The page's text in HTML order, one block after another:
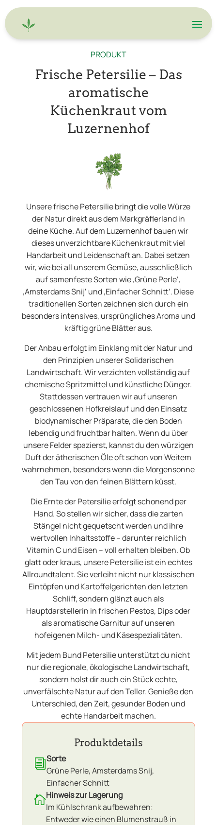
PRODUKT
Frische Petersilie – Das
aromatische
Küchenkraut vom
Luzernenhof
Unsere frische Petersilie bringt die volle Würze
der Natur direkt aus dem Markgräflerland in
deine Küche. Auf dem Luzernenhof bauen wir
dieses unverzichtbare Küchenkraut mit viel
Handarbeit und Leidenschaft an. Dabei setzen
wir, wie bei all unserem Gemüse, ausschließlich
auf samenfeste Sorten wie ‚Grüne Perle‘,
‚Amsterdams Snij‘ und ‚Einfacher Schnitt‘. Diese
traditionellen Sorten zeichnen sich durch ein
besonders intensives, ursprüngliches Aroma und
kräftig grüne Blätter aus.
Der Anbau erfolgt im Einklang mit der Natur und
den Prinzipien unserer Solidarischen
Landwirtschaft. Wir verzichten vollständig auf
chemische Spritzmittel und künstliche Dünger.
Stattdessen vertrauen wir auf unseren
geschlossenen Hofkreislauf und den Einsatz
biodynamischer Präparate, die den Boden
lebendig und fruchtbar halten. Wenn du über
unsere Felder spazierst, kannst du den würzigen
Duft der ätherischen Öle oft schon von Weitem
wahrnehmen, besonders wenn die Morgensonne
den Tau von den feinen Blättern küsst.
Die Ernte der Petersilie erfolgt schonend per
Hand. So stellen wir sicher, dass die zarten
Stängel nicht gequetscht werden und ihre
wertvollen Inhaltsstoffe – darunter reichlich
Vitamin C und Eisen – voll erhalten bleiben. Ob
glatt oder kraus, unsere Petersilie ist ein echtes
Allroundtalent. Sie verleiht nicht nur klassischen
Eintöpfen und Kartoffelgerichten den letzten
Schliff, sondern glänzt auch als
Hauptdarstellerin in frischen Pestos, Dips oder
als aromatische Garnitur auf unseren
hofeigenen Milch- und Käsespezialitäten.
Mit jedem Bund Petersilie unterstützt du nicht
nur die regionale, ökologische Landwirtschaft,
sondern holst dir auch ein Stück echte,
unverfälschte Natur auf den Teller. Genieße den
Unterschied, den Zeit, gesunder Boden und
echte Handarbeit machen.
Produktdetails
iSorte
Grüne Perle, Amsterdams Snij,
Einfacher Schnitt
Hinweis zur Lagerung
Im Kühlschrank aufbewahren:
Entweder wie einen Blumenstrauß in